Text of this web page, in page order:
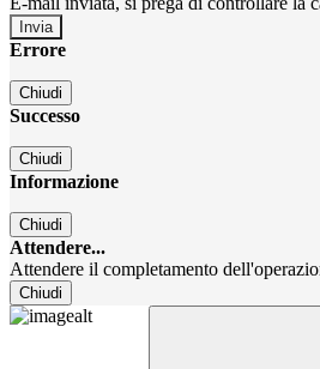
Errore
Chiudi
Successo
Chiudi
Informazione
Chiudi
Attendere...
Attendere il completamento
Chiudi